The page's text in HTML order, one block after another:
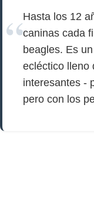
Hasta los 12
caninas cada
beagles. Es
ecléctico lleno
interesantes -
pero con los